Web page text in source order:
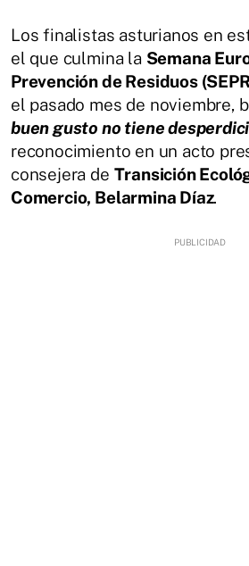
Los finalistas asturianos en
el que culmina la Semana
Prevención de Residuos
el pasado mes de noviembre,
buen gusto no tiene
reconocimiento en un acto
consejera de Transición
Comercio, Belarmina Díaz.